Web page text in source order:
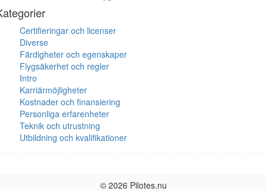
Certifieringar och licenser
Diverse
Färdigheter och egenskaper
Flygsäkerhet och regler
Intro
Karriärmöjligheter
Kostnader och finansiering
Personliga erfarenheter
Teknik och utrustning
Utbildning och kvalifikationer
© 2026 Pilotes.nu